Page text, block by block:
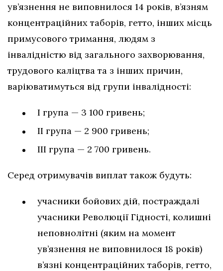
ув’язнення не виповнилося 14 років, в’язням
концентраційних таборів, гетто, інших місць
примусового тримання, людям з
інвалідністю від загального захворювання,
трудового каліцтва та з інших причин,
варіюватимуться від групи інвалідності:
I група — 3 100 гривень;
II група — 2 900 гривень;
III група — 2 700 гривень.
Серед отримувачів виплат також будуть:
учасники бойових дій, постраждалі
учасники Революції Гідності, колишні
неповнолітні (яким на момент
ув’язнення не виповнилося 18 років)
в’язні концентраційних таборів, гетто,